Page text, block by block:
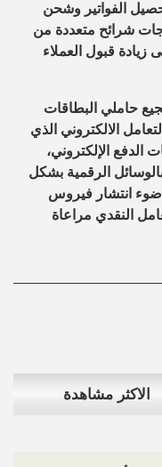
الاكثر مشاهدة
الفواتير وشحن
شرائح متعددة من
زيادة قبول العملاء
حاملي البطاقات
الالكتروني الذي
الدفع الإلكتروني،
الرقمية بشكل
انتشار فيروس
النقدي مراعاة